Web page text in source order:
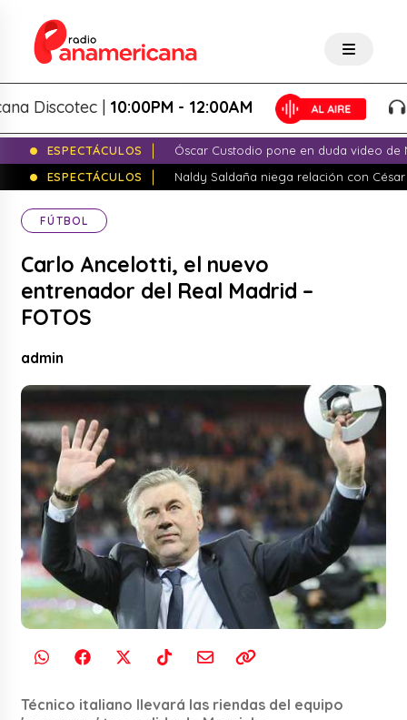
|10:00PM - 12:00AM
ESPECTÁCULOS
Óscar Custodio pone en duda video de
ESPECTÁCULOS
Naldy Saldaña niega relación con
FÚTBOL
Carlo Ancelotti, el nuevo
entrenador del Real Madrid –
FOTOS
admin
Técnico italiano llevará las riendas del equipo